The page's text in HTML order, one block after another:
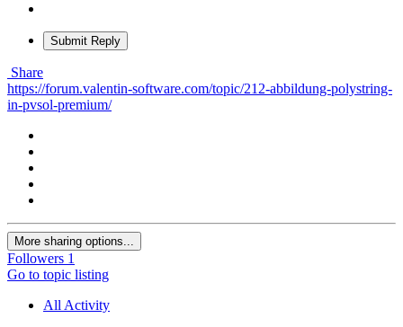
Submit Reply
Share
https://forum.valentin-software.com/topic/212-abbildung-polystring-
in-pvsol-premium/
More sharing options...
Followers 1
Go to topic listing
All Activity